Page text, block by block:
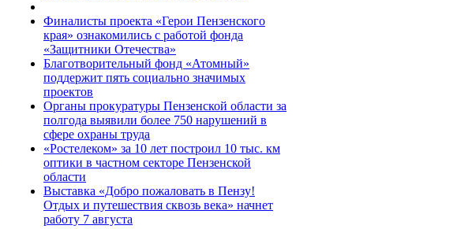
Финалисты проекта «Герои Пензенского
края» ознакомились с работой фонда
«Защитники Отечества»
Благотворительный фонд «Атомный»
поддержит пять социально значимых
проектов
Органы прокуратуры Пензенской области за
полгода выявили более 750 нарушений в
сфере охраны труда
«Ростелеком» за 10 лет построил 10 тыс. км
оптики в частном секторе Пензенской
области
Выставка «Добро пожаловать в Пензу!
Отдых и путешествия сквозь века» начнет
работу 7 августа